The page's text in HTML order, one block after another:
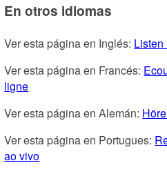
En otros idiomas
Ver esta página en Inglés:
Ver esta página en Francés:
ligne
Ver esta página en Alemán:
Ver esta página en Portugues:
ao vivo